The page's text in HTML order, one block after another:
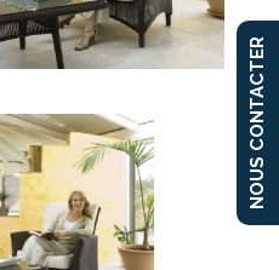
NOUS CONTACTER